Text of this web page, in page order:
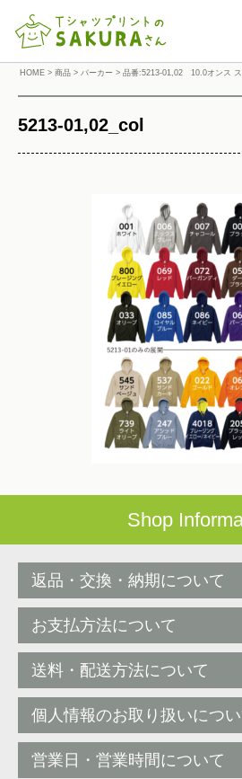
HOME > 商品 > パーカー > 品番:5213-01,02 10.0オンス ス
5213-01,02_col
Shop
返品・交換・納期について
お支払方法について
送料・配送方法について
個人情報のお取り扱いにつ
営業日・営業時間について